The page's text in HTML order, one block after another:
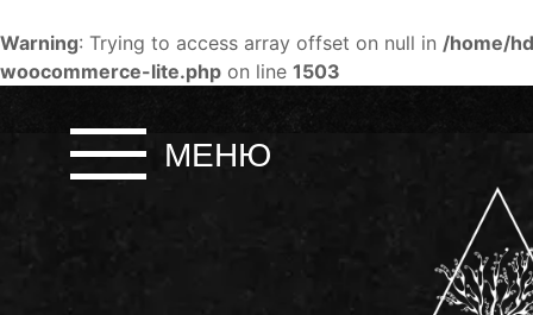
Warning: Trying to access array offset on null in /home/
woocommerce-lite.php on line 1503
МЕНЮ